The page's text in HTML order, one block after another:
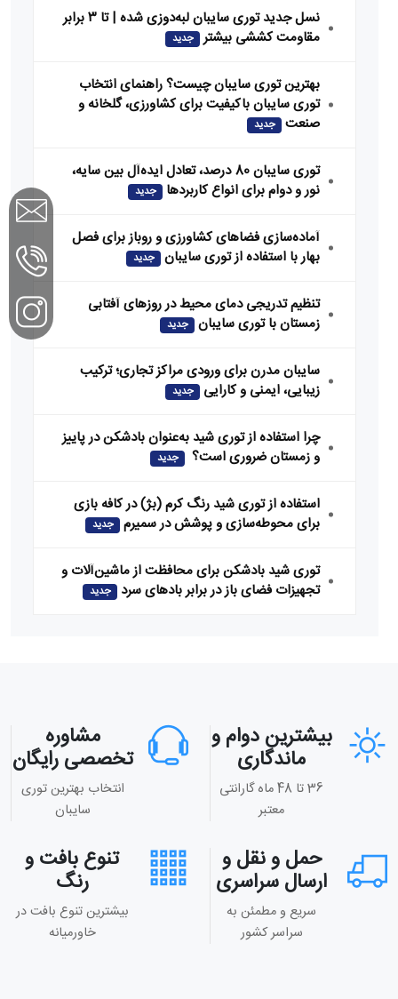
نسل جدید توری سایبان لبه‌دوزی شده | تا ۳ برابر
مقاومت کششی بیشتر جدید
بهترین توری سایبان چیست؟ راهنمای انتخاب
توری سایبان باکیفیت برای کشاورزی، گلخانه و
صنعت جدید
توری سایبان 80 درصد، تعادل ایده‌آل بین سایه،
نور و دوام برای انواع کاربردها
جدید
آماده‌سازی فضاهای کشاورزی و روباز برای فصل
بهار با استفاده از توری سایبان جدید
تنظیم تدریجی دمای محیط در روزهای آفتابی
زمستان با توری سایبان جدید
سایبان مدرن برای ورودی مراکز تجاری؛ ترکیب
زیبایی، ایمنی و کارایی
جدید
چرا استفاده از توری شید به‌عنوان بادشکن در پاییز
و زمستان ضروری است؟
جدید
استفاده از توری شید رنگ کرم (بژ) در کافه‌ بازی
برای محوطه‌سازی و پوشش در سمیرم جدید
توری شید بادشکن برای محافظت از ماشین‌آلات و
تجهیزات فضای باز در برابر بادهای سرد
جدید
بیشترین دوام و
ماندگاری
36 تا 48 ماه گارانتی
معتبر
مشاوره
تخصصی رایگان
انتخاب بهترین توری
سایبان
حمل و نقل و
ارسال سراسری
سریع و مطمئن به
سراسر کشور
تنوع بافت و
رنگ
بیشترین تنوع بافت در
خاورمیانه